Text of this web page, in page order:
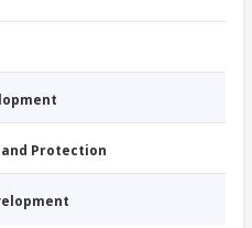
and Protection